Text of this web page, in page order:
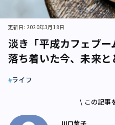
淡き「平成カフェブ
落ち着いた今、未来と
更新日: 2020年3月18日
ライフ
\ この記事
川口葉子